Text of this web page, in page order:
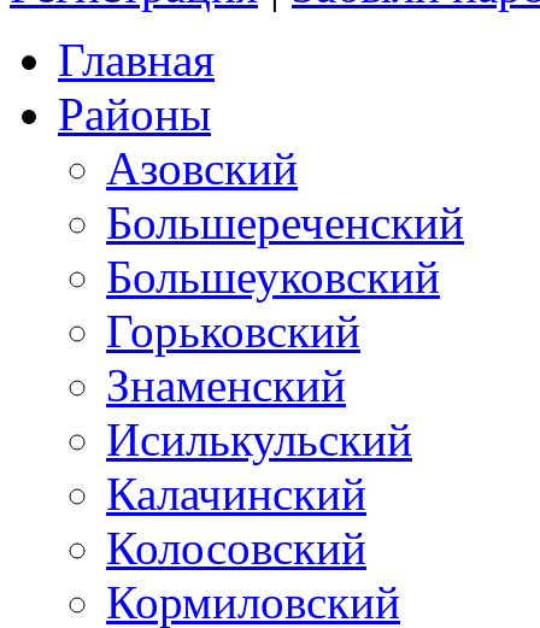
Главная
Районы
Азовский
Большереченский
Большеуковский
Горьковский
Знаменский
Исилькульский
Калачинский
Колосовский
Кормиловский